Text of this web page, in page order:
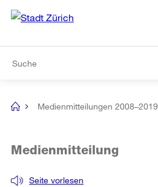
Navigation
[no
Medienmitteilungen 2008–2019
Seite vorlesen
Medienmitteilung